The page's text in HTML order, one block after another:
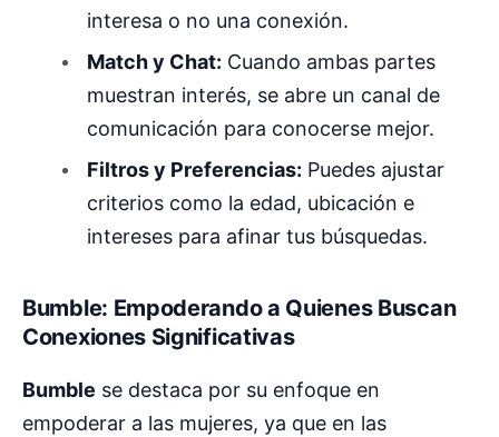
interesa o no una conexión.
Match y Chat: Cuando ambas partes
muestran interés, se abre un canal de
comunicación para conocerse mejor.
Filtros y Preferencias: Puedes ajustar
criterios como la edad, ubicación e
intereses para afinar tus búsquedas.
Bumble: Empoderando a Quienes Buscan
Conexiones Significativas
Bumble se destaca por su enfoque en
empoderar a las mujeres, ya que en las